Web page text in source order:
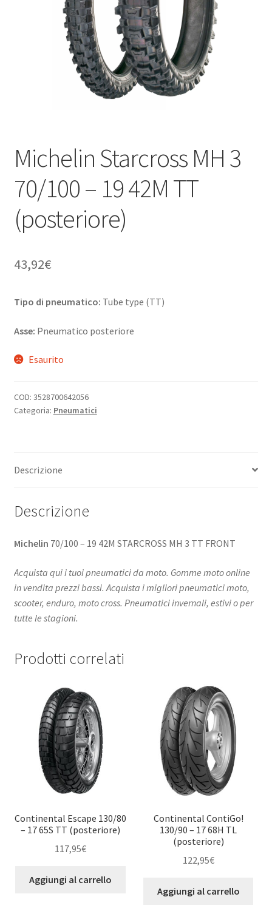
Michelin Starcross MH 3
70/100 – 19 42M TT
(posteriore)
43,92€
Tipo di pneumatico: Tube type (TT)
Asse: Pneumatico posteriore
Esaurito
COD: 3528700642056
Categoria: Pneumatici
Descrizione
Descrizione
Michelin 70/100 – 19 42M STARCROSS MH 3 TT FRONT
Acquista qui i tuoi pneumatici da moto. Gomme moto online
in vendita prezzi bassi. Acquista i migliori pneumatici moto,
scooter, enduro, moto cross. Pneumatici invernali, estivi o per
tutte le stagioni.
Prodotti correlati
Continental Escape 130/80
– 17 65S TT (posteriore)
117,95€
Aggiungi al carrello
Continental ContiGo!
130/90 – 17 68H TL
(posteriore)
122,95€
Aggiungi al carrello